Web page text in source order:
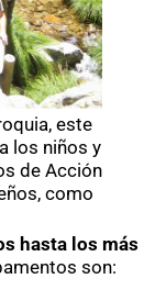
este
los niños y
de Acción
como
hasta los más
son: